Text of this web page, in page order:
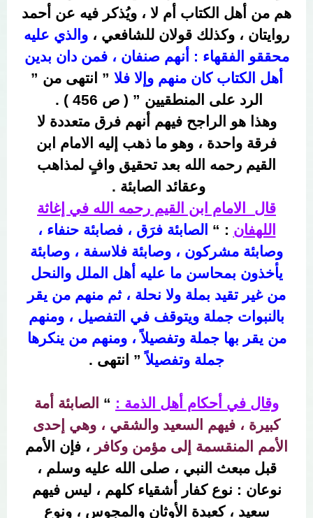
هم من أهل الكتاب أم لا ، ويُذكر فيه عن أحمد
روايتان ، وكذلك قولان للشافعي ، والذي عليه
محققو الفقهاء : أنهم صنفان ، فمن دان بدين
أهل الكتاب كان منهم وإلا فلا ” انتهى من ”
الرد على المنطقيين ” ( ص 456 ) .
وهذا هو الراجح فيهم أنهم فرق متعددة لا
فرقة واحدة ، وهو ما ذهب إليه الامام ابن
القيم رحمه الله بعد تحقيق وافٍ لمذاهب
وعقائد الصابئة .
قال الامام ابن القيم رحمه الله في إغاثة
اللهفان : “ الصابئة فرَق ، فصابئة حنفاء ،
وصابئة مشركون ، وصابئة فلاسفة ، وصابئة
يأخذون بمحاسن ما عليه أهل الملل والنحل
من غير تقيد بملة ولا نحلة ، ثم منهم من يقر
بالنبوات جملة ويتوقف في التفصيل ، ومنهم
من يقر بها جملة وتفصيلاً ، ومنهم من ينكرها
جملة وتفصيلاً” انتهى .
وقال في أحكام أهل الذمة : “ الصابئة أمة
كبيرة ، فيهم السعيد والشقي ، وهي إحدى
الأمم المنقسمة إلى مؤمن وكافر ، فإن الأمم
قبل مبعث النبي ، صلى الله عليه وسلم ،
نوعان : نوع كفار أشقياء كلهم ، ليس فيهم
سعيد ، كعبدة الأوثان والمجوس ، ونوع